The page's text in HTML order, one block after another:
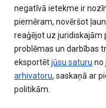
negatīvā ietekme ir
piemēram, novēršot
reaģējot uz juridiskajām
problēmas un darbības
eksportētjūsu saturu no
arhivatoru, saskaņā ar
politikām.